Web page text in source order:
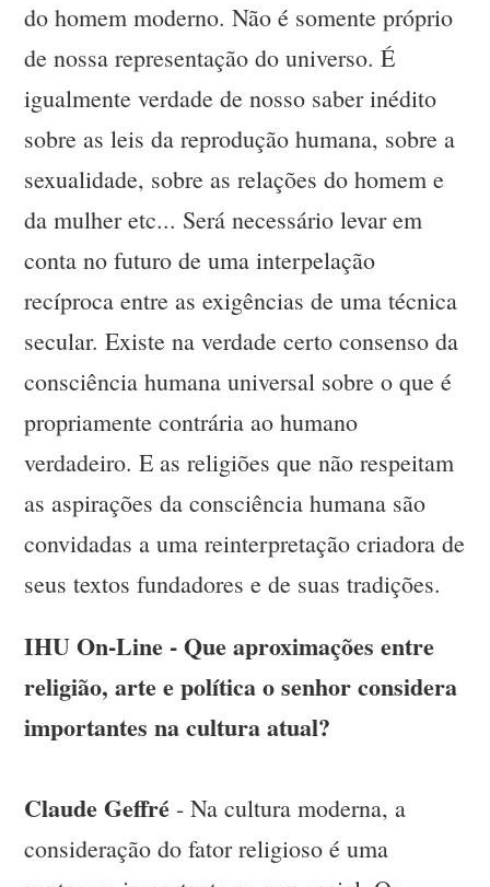
do homem moderno. Não é somente próprio
de nossa representação do universo. É
igualmente verdade de nosso saber inédito
sobre as leis da reprodução humana, sobre a
sexualidade, sobre as relações do homem e
da mulher etc... Será necessário levar em
conta no futuro de uma interpelação
recíproca entre as exigências de uma técnica
secular. Existe na verdade certo consenso da
consciência humana universal sobre o que é
propriamente contrária ao humano
verdadeiro. E as religiões que não respeitam
as aspirações da consciência humana são
convidadas a uma reinterpretação criadora de
seus textos fundadores e de suas tradições.
IHU On-Line - Que aproximações entre
religião, arte e política o senhor considera
importantes na cultura atual?
Claude Geffré - Na cultura moderna, a
consideração do fator religioso é uma